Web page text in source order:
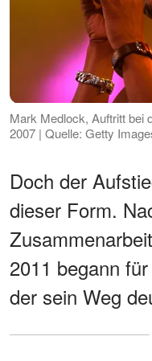
Mark Medlock, Auftritt bei
2007 | Quelle: Getty
Doch der
dieser Form.
2011 begann
der sein Weg